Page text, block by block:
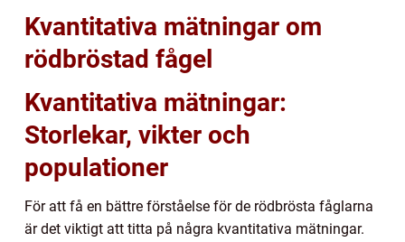
Kvantitativa mätningar om
rödbröstad fågel
Kvantitativa mätningar:
Storlekar, vikter och
populationer
För att få en bättre förståelse för de rödbrösta fåglarna
är det viktigt att titta på några kvantitativa mätningar.